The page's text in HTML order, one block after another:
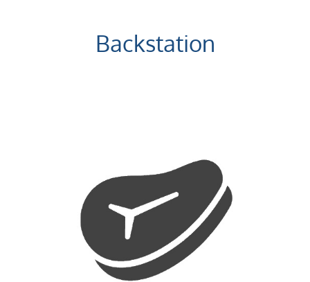
Backstation